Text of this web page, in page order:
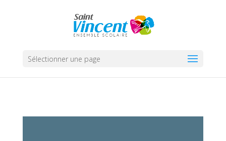
Sélectionner une page